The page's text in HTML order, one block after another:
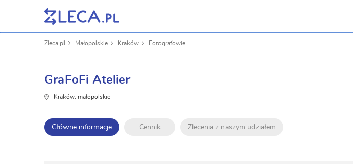
Zleca.pl Małopolskie Kraków Fotografowie
GraFoFi Atelier
Kraków, małopolskie
Główne informacje Cennik Zlecenia z naszym udziałem